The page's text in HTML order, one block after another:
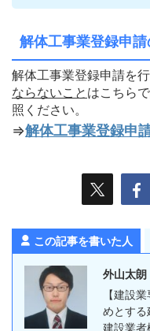
解体工事業登録申請
解体工事業登録申請を行
ならないこ と はこちら
照ください。
⇒解体工事業登録申
この記事を書いた人
外山太朗
【建設
めとする
建設業者